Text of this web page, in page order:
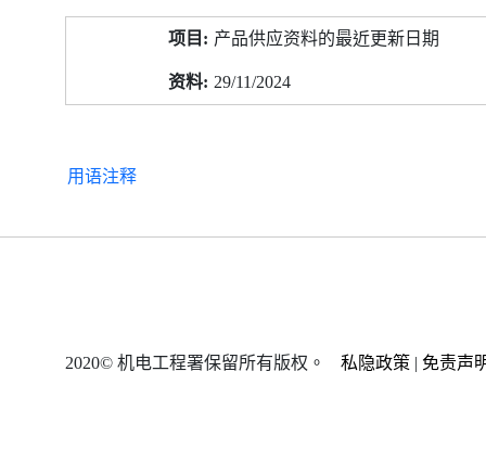
产品供应资料的最近更新日期
29/11/2024
用语注释
2020© 机电工程署保留所有版权。 私隐政策 | 免责声